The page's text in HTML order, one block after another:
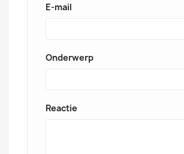
E-mail
Onderwerp
Reactie